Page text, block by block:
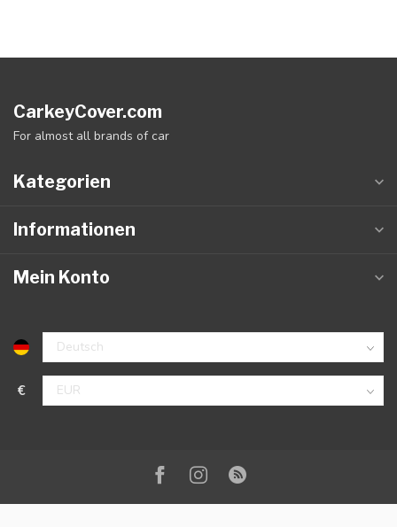
CarkeyCover.com
For almost all brands of car
Kategorien
Informationen
Mein Konto
€